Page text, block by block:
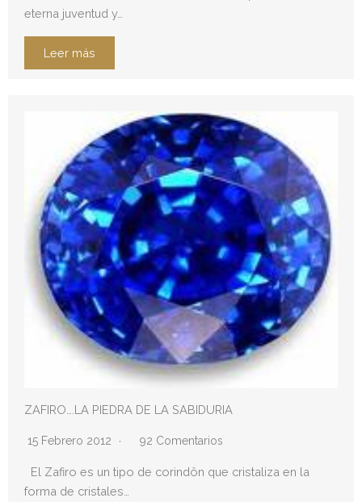
eterna juventud y…
Leer más
ZAFIRO….LA PIEDRA DE LA SABIDURIA
15 Febrero 2012 92 Comentarios
El Zafiro es un tipo de corindôn que cristaliza en la
forma de cristales…